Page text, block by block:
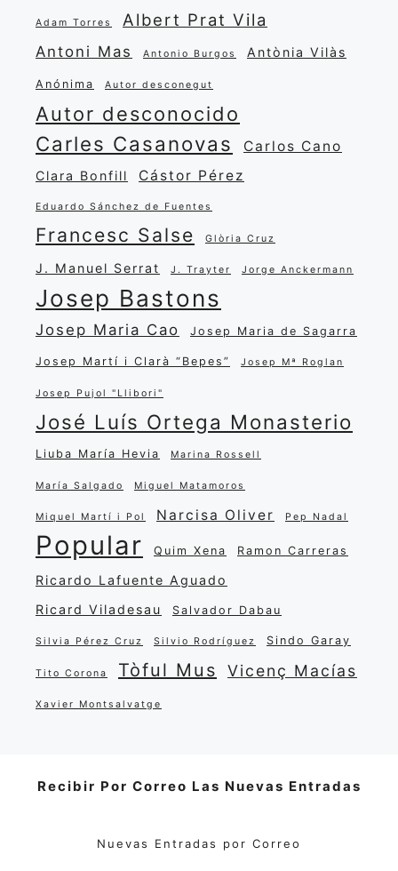
Adam Torres Albert Prat Vila
Antoni Mas Antonio Burgos Antònia Vilàs
Anónima Autor desconegut
Autor desconocido
Carles Casanovas Carlos Cano
Clara Bonfill Cástor Pérez
Eduardo Sánchez de Fuentes
Francesc Salse Glòria Cruz
J. Manuel Serrat J. Trayter Jorge Anckermann
Josep Bastons
Josep Maria Cao Josep Maria de Sagarra
Josep Martí i Clarà “Bepes” Josep Mª Roglan
Josep Pujol "Llibori"
José Luís Ortega Monasterio
Liuba María Hevia Marina Rossell
María Salgado Miguel Matamoros
Miquel Martí i Pol Narcisa Oliver Pep Nadal
Popular Quim Xena Ramon Carreras
Ricardo Lafuente Aguado
Ricard Viladesau
Salvador Dabau
Silvia Pérez Cruz Silvio Rodríguez Sindo Garay
Tito Corona Tòful Mus Vicenç Macías
Xavier Montsalvatge
Recibir Por Correo Las Nuevas Entradas
Nuevas Entradas por Correo